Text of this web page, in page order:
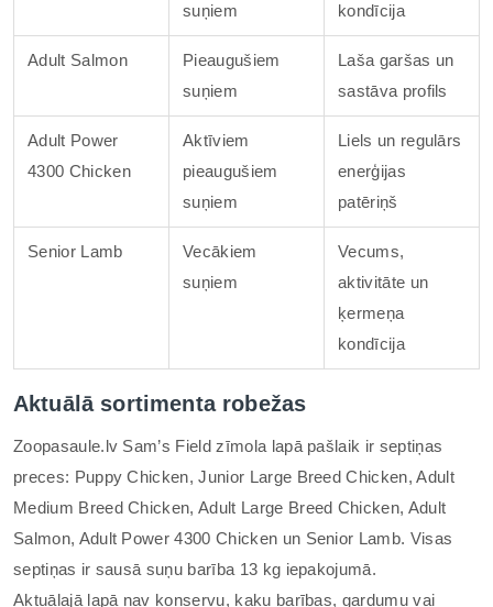
suņiem
kondīcija
Adult Salmon
Pieaugušiem
suņiem
Laša garšas un
sastāva profils
Adult Power
4300 Chicken
Aktīviem
pieaugušiem
suņiem
Liels un regulārs
enerģijas
patēriņš
Senior Lamb
Vecākiem
suņiem
Vecums,
aktivitāte un
ķermeņa
kondīcija
Aktuālā sortimenta robežas
Zoopasaule.lv Sam’s Field zīmola lapā pašlaik ir septiņas
preces: Puppy Chicken, Junior Large Breed Chicken, Adult
Medium Breed Chicken, Adult Large Breed Chicken, Adult
Salmon, Adult Power 4300 Chicken un Senior Lamb. Visas
septiņas ir sausā suņu barība 13 kg iepakojumā.
Aktuālajā lapā nav konservu, kaķu barības, gardumu vai